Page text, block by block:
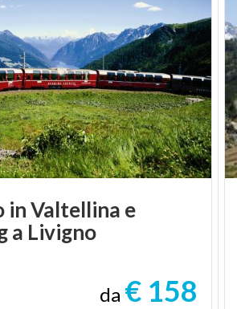
inValtellina e
a Livigno
da € 158